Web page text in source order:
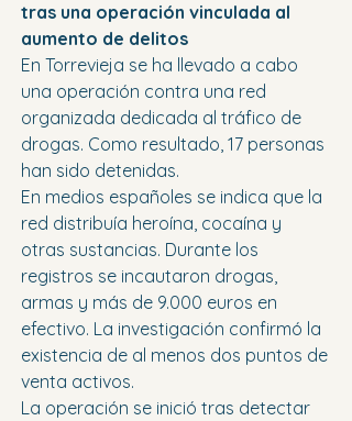
tras una operación vinculada al
aumento de delitos
En Torrevieja se ha llevado a cabo
una operación contra una red
organizada dedicada al tráfico de
drogas. Como resultado, 17 personas
han sido detenidas.
En medios españoles se indica que la
red distribuía heroína, cocaína y
otras sustancias. Durante los
registros se incautaron drogas,
armas y más de 9.000 euros en
efectivo. La investigación confirmó la
existencia de al menos dos puntos de
venta activos.
La operación se inició tras detectar